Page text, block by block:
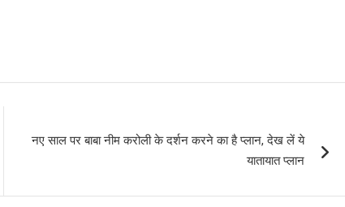
नए साल पर बाबा नीम करोली के दर्शन करने का है प्लान, देख लें ये
यातायात प्लान